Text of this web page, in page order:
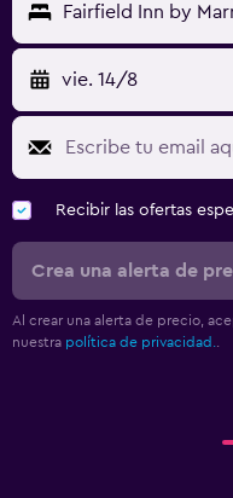
Fairfield Inn by
vie. 14/8
Recibir las ofertas
Crea una alerta de
Al crear una alerta de precio,
nuestra política de privacidad.